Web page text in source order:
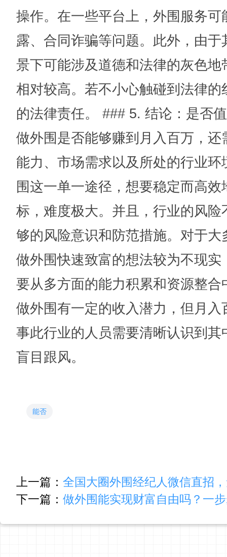
操作。在一些平台上，外围服务
露、合同诈骗等问题。此外，由
景下可能涉及道德和法律的灰色
相对较高。若不小心触碰到法律
的法律责任。 ### 5. 结论：是否
做外围是否能够赚到月入百万，
能力、市场需求以及所处的行业
围这一单一途径，想要稳定而高
标，难度极大。并且，行业的风
够的风险意识和防范措施。对于
做外围快速致富的想法较为不现
要从多方面的能力积累和资源整
做外围有一定的收入潜力，但月
事此行业的人员需要清晰认识到
盲目跟风。
能否
上一篇： 全国大圈外围经纪人微信直招
下一篇： 做外围能实现财富自由吗？一